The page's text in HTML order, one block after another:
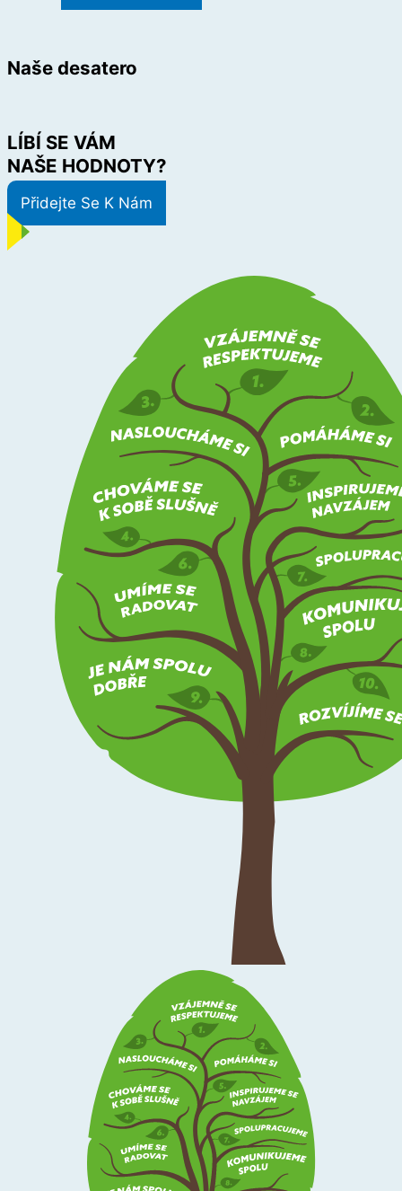
Naše desatero
LÍBÍ SE VÁM
NAŠE HODNOTY?
Přidejte Se K Nám